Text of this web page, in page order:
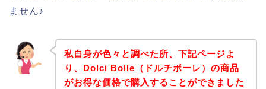
ません♪
私自身が色々と調べた所、下記ページよ
り、Dolci Bolle（ドルチボーレ）の商品
がお得な価格で購入することができました